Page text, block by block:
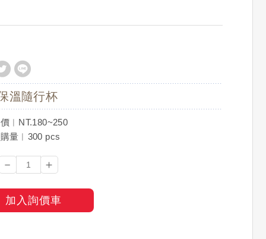
溫隨行杯
︱NT.180~250
量︱300 pcs
－ ＋
加入詢價車